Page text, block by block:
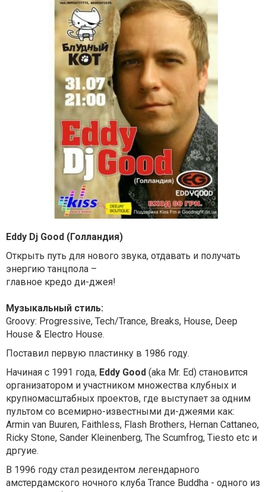
Eddy Dj Good (Голландия)
Открыть путь для нового звука, отдавать и получать
энергию танцпола –
главное кредо ди-джея!
Музыкальный стиль:
Groovy: Progressive, Tech/Trance, Breaks, House, Deep
House & Electro House.
Поставил первую пластинку в 1986 году.
Начиная с 1991 года, Eddy Good (aka Mr. Ed) становится
организатором и участником множества клубных и
крупномасштабных проектов, где выступает за одним
пультом со всемирно-известными ди-джеями как:
Armin van Buuren, Faithless, Flash Brothers, Hernan Cattaneo,
Ricky Stone, Sander Kleinenberg, The Scumfrog, Tiesto etc и
дргуие.
В 1996 году стал резидентом легендарного
амстердамского ночного клуба Trance Buddha - одного из